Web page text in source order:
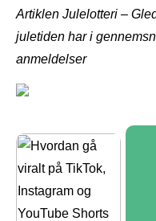
Artiklen Julelotteri –
juletiden har i
anmeldelser